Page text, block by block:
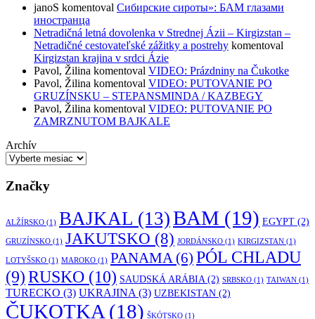
janoS komentoval Сибирские сироты»: БАМ глазами
иностранца
Netradičná letná dovolenka v Strednej Ázii – Kirgizstan –
Netradičné cestovateľské zážitky a postrehy komentoval
Kirgizstan krajina v srdci Ázie
Pavol, Žilina komentoval VIDEO: Prázdniny na Čukotke
Pavol, Žilina komentoval VIDEO: PUTOVANIE PO
GRUZÍNSKU – STEPANSMINDA / KAZBEGY
Pavol, Žilina komentoval VIDEO: PUTOVANIE PO
ZAMRZNUTOM BAJKALE
Archív
Značky
ALŽÍRSKO (1) BAJKAL (13)BAM (19) EGYPT (2)
GRUZÍNSKO (1) JAKUTSKO (8) JORDÁNSKO (1) KIRGIZSTAN (1)
LOTYŠSKO (1) MAROKO (1) PANAMA(6) PÓL CHLADU
(9)RUSKO (10) SAUDSKÁ ARÁBIA(2) SRBSKO (1) TAIWAN (1)
TURECKO (3) UKRAJINA(3) UZBEKISTAN (2)
ČUKOTKA (18) ŠKÓTSKO (1)